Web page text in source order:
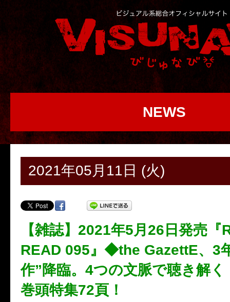
NEWS
2021年05月11日 (火)
【雑誌】2021年5月26日発売『
READ 095』◆the GazettE、3
作”降臨。4つの文脈で聴き解く
巻頭特集72頁！